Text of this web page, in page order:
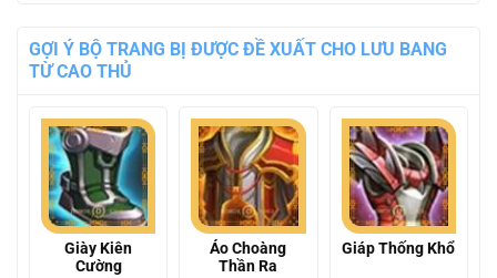
GỢI Ý BỘ TRANG BỊ ĐƯỢC ĐỀ XUẤT CHO LƯU BANG
TỪ CAO THỦ
Giày Kiên
Cường
Áo Choàng
Thần Ra
Giáp Thống Khổ